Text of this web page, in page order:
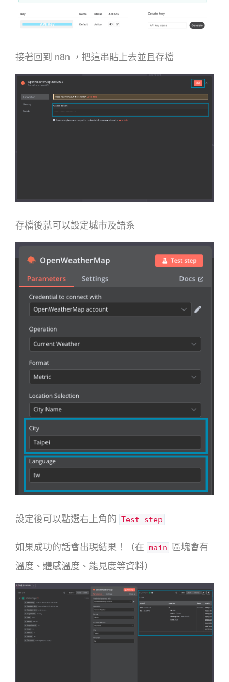
接著回到 n8n ，把這串貼上去並且存檔
存檔後就可以設定城市及語系
設定後可以點選右上角的 Test step
如果成功的話會出現結果！（在 main
區塊會有
溫度、體感溫度、能見度等資料）